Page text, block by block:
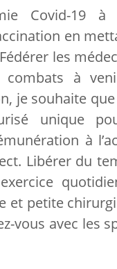
Covid-19 à
en
les
à
je souhaite
unique
à
Libérer du
et petite
vous avec les